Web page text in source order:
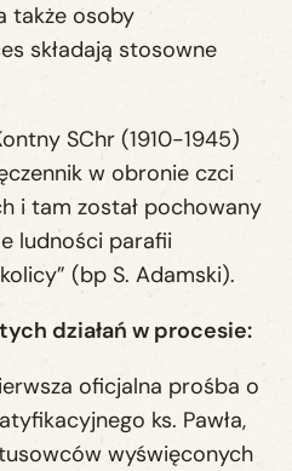
także osoby
składają stosowne
SChr (1910-1945)
w obronie czci
i tam został pochowany
ludności parafii
(bp S. Adamski).
działań w procesie:
oficjalna prośba o
ks. Pawła,
wyświęconych